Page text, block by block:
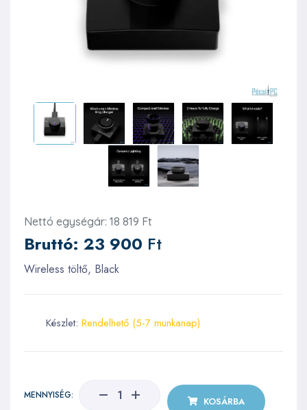
Nettó egységár: 18 819 Ft
Bruttó: 23 900 Ft
Wireless töltő, Black
Készlet: Rendelhető (5-7 munkanap)
MENNYISÉG: KOSÁRBA